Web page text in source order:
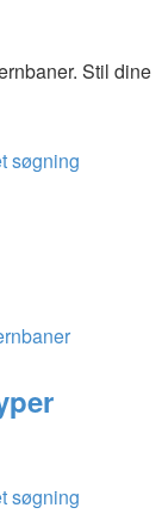
Stil dine
søgning
søgning